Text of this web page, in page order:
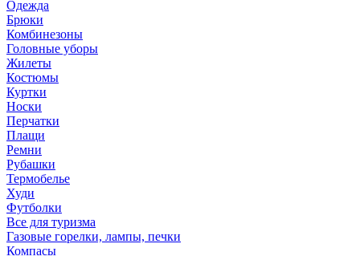
Одежда
Брюки
Комбинезоны
Головные уборы
Жилеты
Костюмы
Куртки
Носки
Перчатки
Плащи
Ремни
Рубашки
Термобелье
Худи
Футболки
Все для туризма
Газовые горелки, лампы, печки
Компасы